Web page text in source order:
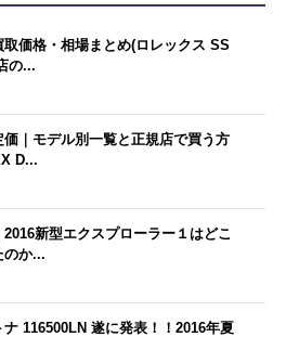
取価格・相場まとめ(ロレックス SS
の...
価｜モデル別一覧と正規店で買う方
D...
新型エクスプローラー１はどこ
のか...
ナ 116500LN 遂に発表！！2016年夏